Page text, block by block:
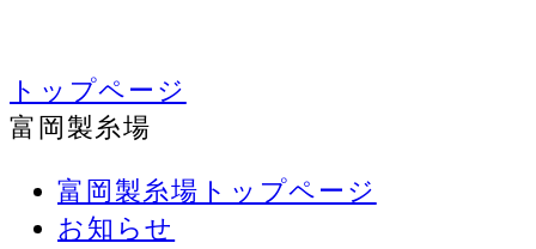
トップページ
富岡製糸場
富岡製糸場トップページ
お知らせ